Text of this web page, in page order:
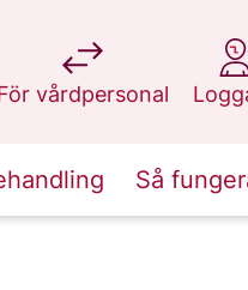
vårdpersonal
på 1177.se
på
Så